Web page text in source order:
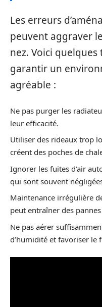
Les erreurs
peuvent aggraver
nez. Voici
garantir un
agréable :
Ne pas purger les
leur efficacité.
Utiliser des rideaux trop
créent des poches de
Ignorer les fuites d’air
qui sont souvent
Maintenance irrégulière
peut entraîner des
Ne pas aérer
d’humidité et favoriser le